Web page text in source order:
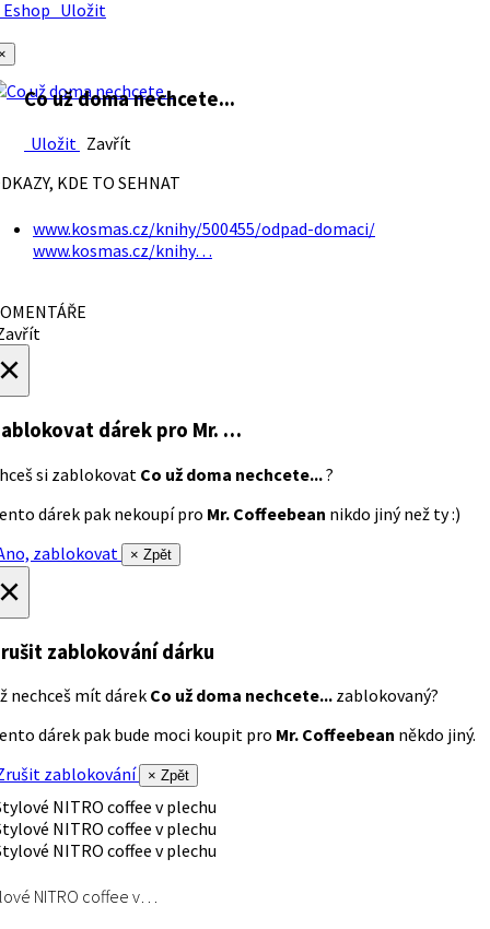
Uložit
Co už doma nechcete...
Uložit Zavřít
KDE TO SEHNAT
www.kosmas.cz/knihy/500455/odpad-domaci/
www.kosmas.cz/knihy…
dárek pro Mr. …
si zablokovat Co už doma nechcete...?
dárek pak nekoupí pro Mr. Coffeebean nikdo jiný než ty :)
zablokovat
× Zpět
zablokování dárku
nechceš mít dárek Co už doma nechcete... zablokovaný?
dárek pak bude moci koupit pro Mr. Coffeebean někdo jiný.
zablokování
× Zpět
NITRO coffee v…